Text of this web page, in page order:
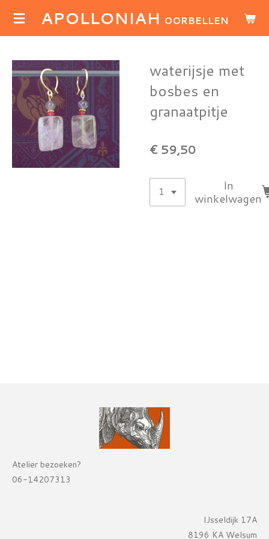
Ga
de
hoofdinhoud
APOLLONIAH OORBELLEN
waterijsje met
bosbes en
granaatpitje
€ 59,50
In
winkelwagen
Atelier bezoeken?
06-14207313
IJsseldijk 17A
8196 KA Welsum